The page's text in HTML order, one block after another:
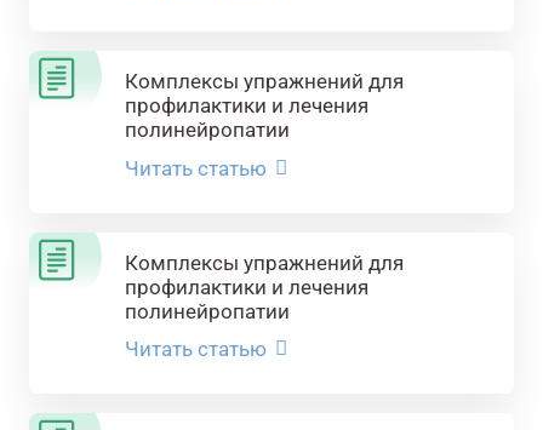
Комплексы упражнений для
профилактики и лечения
полинейропатии
Читать статью
Комплексы упражнений для
профилактики и лечения
полинейропатии
Читать статью